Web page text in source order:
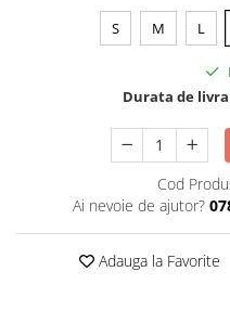
S M L
Durata de
Cod
Ai nevoie de ajutor?
Adauga la Favorite